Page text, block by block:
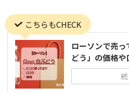
こちらもCHECK
ローソンで売
どう」の価格